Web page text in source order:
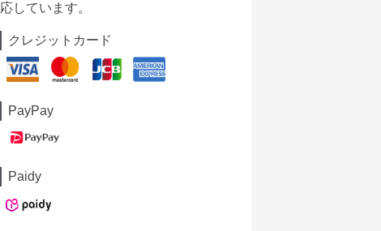
応しています。
クレジットカード
PayPay
Paidy